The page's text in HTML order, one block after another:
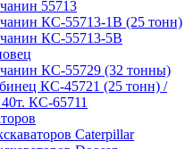
55713
КС-55713-1В (25 тонн)
КС-55713-5В
КС-55729 (32 тонны)
КС-45721 (25 тонн) /
КС-65711
Caterpillar